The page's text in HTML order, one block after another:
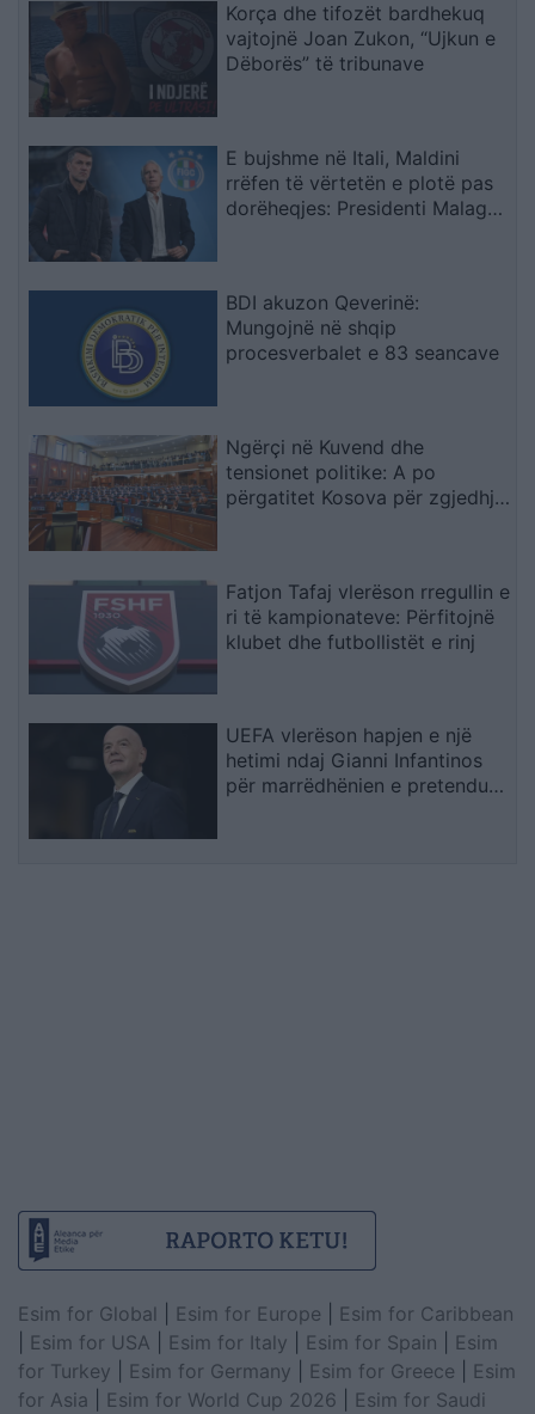
Korça dhe tifozët bardhekuq
vajtojnë Joan Zukon, “Ujkun e
Dëborës” të tribunave
E bujshme në Itali, Maldini
rrëfen të vërtetën e plotë pas
dorëheqjes: Presidenti Malago
BDI akuzon Qeverinë:
Mungojnë në shqip
procesverbalet e 83 seancave
Ngërçi në Kuvend dhe
tensionet politike: A po
përgatitet Kosova për zgjedhje
Fatjon Tafaj vlerëson rregullin e
ri të kampionateve: Përfitojnë
klubet dhe futbollistët e rinj
UEFA vlerëson hapjen e një
hetimi ndaj Gianni Infantinos
për marrëdhënien e pretenduar
Esim for Global Esim for Europe
Esim for Caribbean
Esim for USA Esim for Italy Esim for Spain
Esim
for Turkey
Esim for Germany Esim for Greece
Esim
for Asia
Esim for World Cup 2026
Esim for Saudi